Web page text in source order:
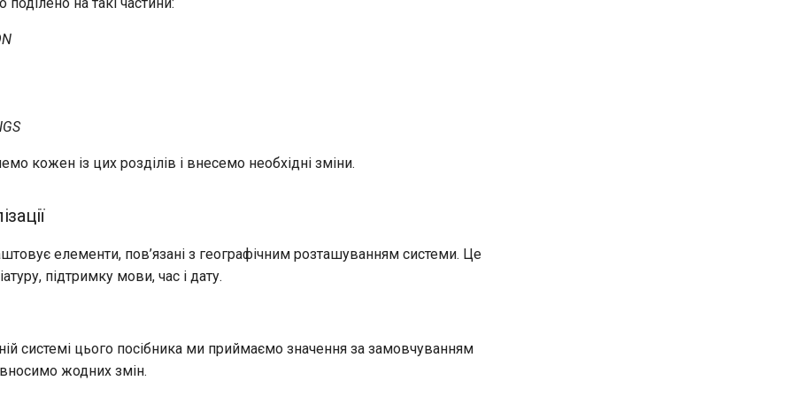
кожен із цих розділів і внесемо необхідні зміни.
елементи, пов’язані з географічним розташуванням системи. Це
підтримку мови, час і дату.
системі цього посібника ми приймаємо значення за замовчуванням
вносимо жодних змін.